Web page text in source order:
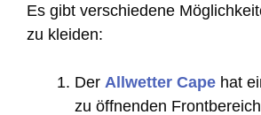
Es gibt verschiedene
zu kleiden:
Der Allwetter Cape hat
zu öffnenden Frontbereich